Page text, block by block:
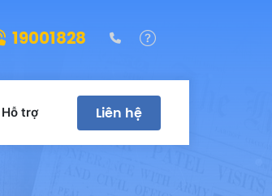
19001828 (028)39322188
Liên hệ
Hỗ trợ